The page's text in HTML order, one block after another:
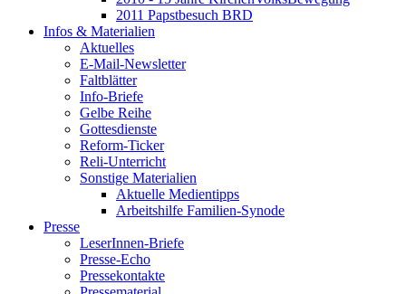
2011 Papstbesuch BRD
Infos & Materialien
Aktuelles
E-Mail-Newsletter
Faltblätter
Info-Briefe
Gelbe Reihe
Gottesdienste
Reform-Ticker
Reli-Unterricht
Sonstige Materialien
Aktuelle Medientipps
Arbeitshilfe Familien-Synode
Presse
LeserInnen-Briefe
Presse-Echo
Pressekontakte